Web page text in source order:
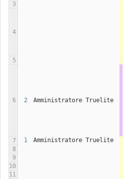
3
4
5
6 2 Amministratore Truelite
7
1 Amministratore Truelite
8
9
10
11